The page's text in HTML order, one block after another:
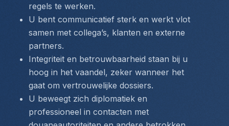
regels te werken.
U bent communicatief sterk en werkt vlot
samen met collega’s, klanten en externe
partners.
Integriteit en betrouwbaarheid staan bij u
hoog in het vaandel, zeker wanneer het
gaat om vertrouwelijke dossiers.
U beweegt zich diplomatiek en
professioneel in contacten met